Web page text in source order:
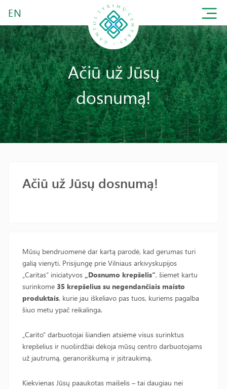
EN
Ačiū už Jūsų
dosnumą!
Ačiū už Jūsų dosnumą!
Mūsų bendruomenė dar kartą parodė, kad gerumas turi
galią vienyti. Prisijungę prie Vilniaus arkivyskupijos
„Caritas“ iniciatyvos „Dosnumo krepšelis“, šiemet kartu
surinkome 35 krepšelius su negendančiais maisto
produktais, kurie jau iškeliavo pas tuos, kuriems pagalba
šiuo metu ypač reikalinga.
„Carito“ darbuotojai šiandien atsiėmė visus surinktus
krepšelius ir nuoširdžiai dėkoja mūsų centro darbuotojams
už jautrumą, geranoriškumą ir įsitraukimą.
Kiekvienas Jūsų paaukotas maišelis – tai daugiau nei